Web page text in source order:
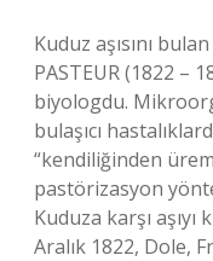
Kuduz aşısını
PASTEUR (1822 –
biyologdu.
bulaşıcı
“kendiliğinden
pastörizasyon
Kuduza karşı
Aralık 1822, Dole,